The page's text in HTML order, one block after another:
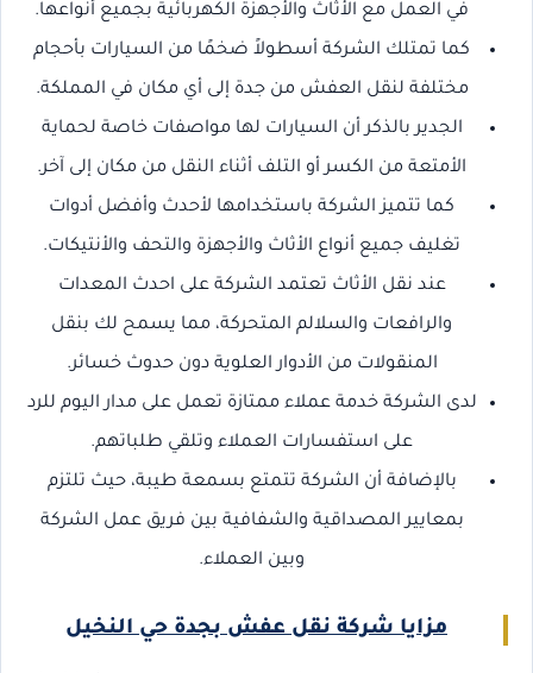
في العمل مع الأثاث والأجهزة الكهربائية بجميع أنواعها.
كما تمتلك الشركة أسطولاً ضخمًا من السيارات بأحجام
مختلفة لنقل العفش من جدة إلى أي مكان في المملكة.
الجدير بالذكر أن السيارات لها مواصفات خاصة لحماية
الأمتعة من الكسر أو التلف أثناء النقل من مكان إلى آخر.
كما تتميز الشركة باستخدامها لأحدث وأفضل أدوات
تغليف جميع أنواع الأثاث والأجهزة والتحف والأنتيكات.
عند نقل الأثاث تعتمد الشركة على احدث المعدات
والرافعات والسلالم المتحركة، مما يسمح لك بنقل
المنقولات من الأدوار العلوية دون حدوث خسائر.
لدى الشركة خدمة عملاء ممتازة تعمل على مدار اليوم للرد
على استفسارات العملاء وتلقي طلباتهم.
بالإضافة أن الشركة تتمتع بسمعة طيبة، حيث تلتزم
بمعايير المصداقية والشفافية بين فريق عمل الشركة
وبين العملاء.
مزايا شركة نقل عفش بجدة حي النخيل